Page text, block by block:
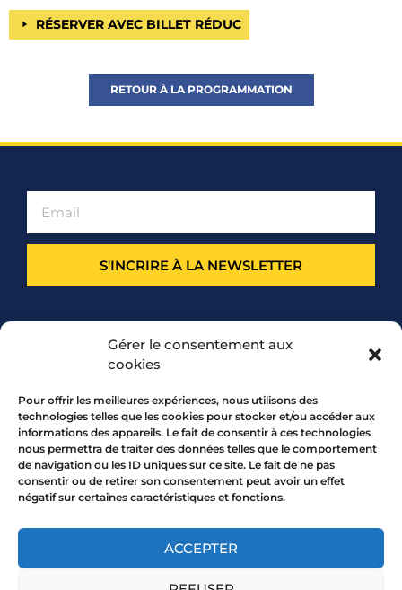
Gérer le consentement aux
cookies
Pour offrir les meilleures expériences, nous utilisons des
technologies telles que les cookies pour stocker et/ou accéder aux
informations des appareils. Le fait de consentir à ces technologies
nous permettra de traiter des données telles que le comportement
de navigation ou les ID uniques sur ce site. Le fait de ne pas
consentir ou de retirer son consentement peut avoir un effet
négatif sur certaines caractéristiques et fonctions.
ACCEPTER
RÉSERVER AVEC BILLET RÉDUC
RETOUR À LA PROGRAMMATION
S'INCRIRE À LA NEWSLETTER